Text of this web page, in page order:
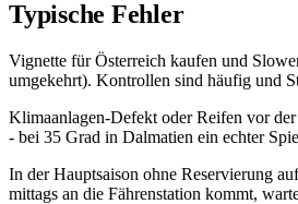
Typische Fehler
Vignette für Österreich kaufen und
umgekehrt). Kontrollen sind häufig und
Klimaanlagen-Defekt oder Reifen vor
- bei 35 Grad in Dalmatien ein echter
In der Hauptsaison ohne Reservierung
mittags an die Fährenstation kommt,